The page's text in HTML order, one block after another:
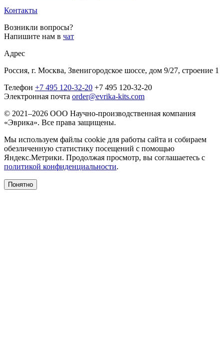
Контакты
Возникли вопросы?
Напишите нам в чат
Адрес
Россия, г. Москва, Звенигородское шоссе, дом 9/27, строение 1
Телефон +7 495 120-32-20 +7 495 120-32-20
Электронная почта order@evrika-kits.com
© 2021–2026 ООО Научно-производственная компания
«Эврика». Все права защищены.
Мы используем файлы cookie для работы сайта и собираем
обезличенную статистику посещений с помощью
Яндекс.Метрики. Продолжая просмотр, вы соглашаетесь с
политикой конфиденциальности.
Понятно